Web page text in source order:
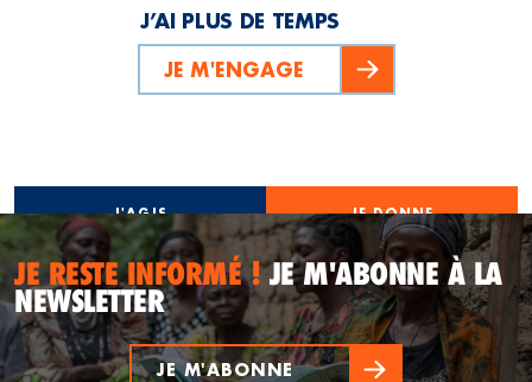
J'AGIS JE DONNE
J’AI PLUS DE TEMPS
JE M'ENGAGE
JE RESTE INFORMÉ !JE M'ABONNE À LA
NEWSLETTER
JE M'ABONNE